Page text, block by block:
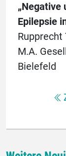
„Negative
Epilepsie
Rupprecht
M.A.
Bielefeld